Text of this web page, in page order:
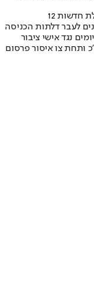
חדשות 12
אבנים לעבר דלתות הכניסה
נגד אישי ציבור
ותחת צו איסור פרסום